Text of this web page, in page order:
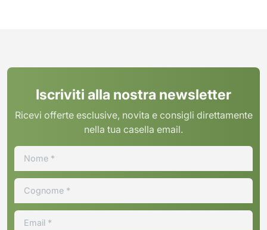
Iscriviti alla nostra newsletter
Ricevi offerte esclusive, novita e consigli direttamente
nella tua casella email.